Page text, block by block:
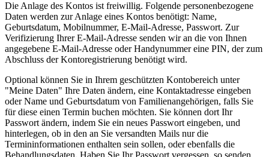
Die Anlage des Kontos ist freiwillig. Folgende personenbezogene
Daten werden zur Anlage eines Kontos benötigt: Name,
Geburtsdatum, Mobilnummer, E-Mail-Adresse, Passwort. Zur
Verifizierung Ihrer E-Mail-Adresse senden wir an die von Ihnen
angegebene E-Mail-Adresse oder Handynummer eine PIN, der zum
Abschluss der Kontoregistrierung benötigt wird.
Optional können Sie in Ihrem geschützten Kontobereich unter
"Meine Daten" Ihre Daten ändern, eine Kontaktadresse eingeben
oder Name und Geburtsdatum von Familienangehörigen, falls Sie
für diese einen Termin buchen möchten. Sie können dort Ihr
Passwort ändern, indem Sie ein neues Passwort eingeben, und
hinterlegen, ob in den an Sie versandten Mails nur die
Termininformationen enthalten sein sollen, oder ebenfalls die